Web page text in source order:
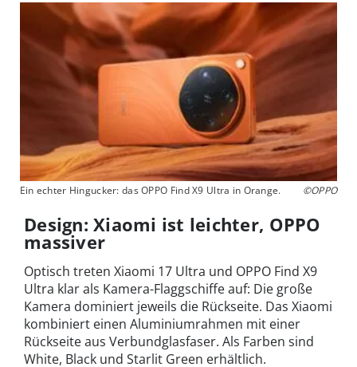
Ein echter Hingucker: das OPPO Find X9 Ultra in Orange. ©OPPO
Design: Xiaomi ist leichter, OPPO
massiver
Optisch treten Xiaomi 17 Ultra und OPPO Find X9
Ultra klar als Kamera-Flaggschiffe auf: Die große
Kamera dominiert jeweils die Rückseite. Das Xiaomi
kombiniert einen Aluminiumrahmen mit einer
Rückseite aus Verbundglasfaser. Als Farben sind
White, Black und Starlit Green erhältlich.